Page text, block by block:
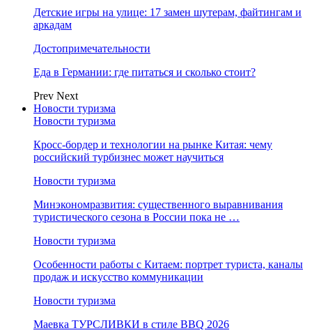
Детские игры на улице: 17 замен шутерам, файтингам и
аркадам
Достопримечательности
Еда в Германии: где питаться и сколько стоит?
Prev Next
Новости туризма
Новости туризма
Кросс-бордер и технологии на рынке Китая: чему
российский турбизнес может научиться
Новости туризма
Минэкономразвития: существенного выравнивания
туристического сезона в России пока не …
Новости туризма
Особенности работы с Китаем: портрет туриста, каналы
продаж и искусство коммуникации
Новости туризма
Маевка ТУРСЛИВКИ в стиле BBQ 2026